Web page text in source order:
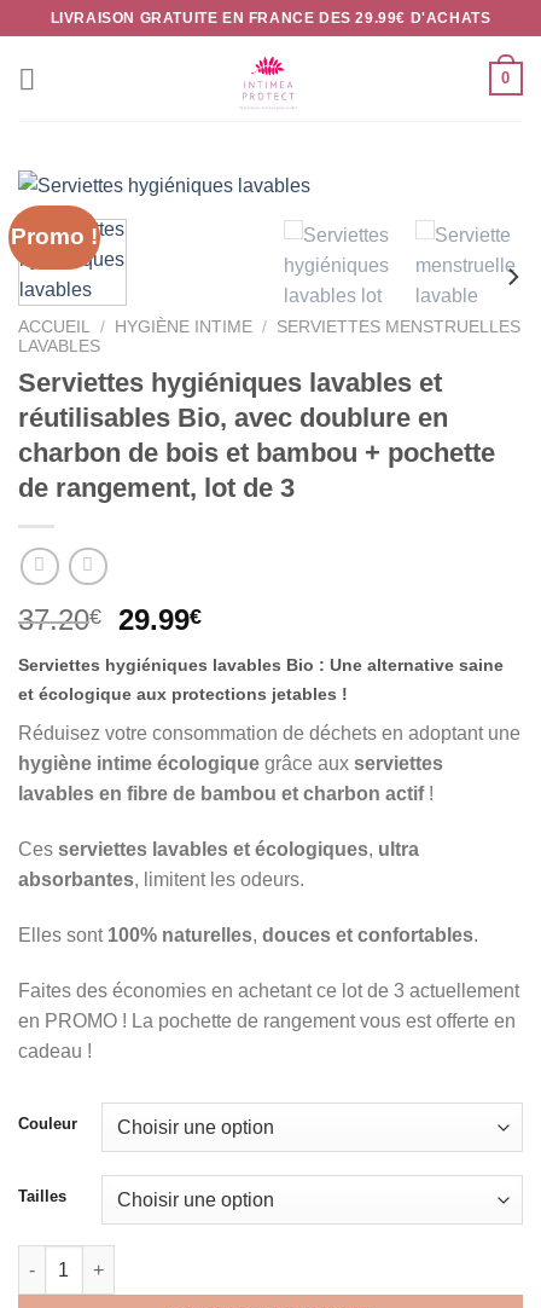
Passer
contenu
LIVRAISON GRATUITE EN FRANCE DES 29.99€ D'ACHATS
0
Promo !
ACCUEIL / HYGIÈNE INTIME / SERVIETTES MENSTRUELLES
LAVABLES
Serviettes hygiéniques lavables et
réutilisables Bio, avec doublure en
charbon de bois et bambou + pochette
de rangement, lot de 3
37.20€
Le
initial
était :
37.20€.
29.99€Le
actuel
est :
29.99€.
Serviettes hygiéniques lavables Bio : Une alternative saine
et écologique aux protections jetables !
Réduisez votre consommation de déchets en adoptant une
hygiène intime écologique grâce aux serviettes
lavables en fibre de bambou et charbon actif!
Ces serviettes lavables et écologiques, ultra
absorbantes, limitent les odeurs.
Elles sont 100% naturelles, douces et confortables.
Faites des économies en achetant ce lot de 3 actuellement
en PROMO ! La pochette de rangement vous est offerte en
cadeau !
Couleur
Tailles
quantité de Serviettes hygiéniques lavables et réutilisables